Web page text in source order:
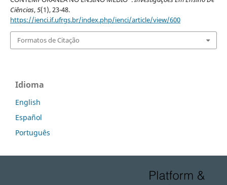
Ciências,5(1), 23-48.
https://ienci.if.ufrgs.br/index.php/ienci/article/view/600
Formatos de Citação
Idioma
English
Español
Português